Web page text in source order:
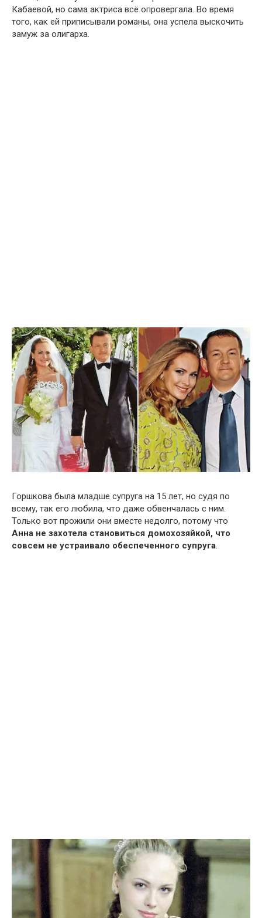
Кабаевой, но сама актриса всё опровергала. Во время
того, как ей приписывали романы, она успела выскочить
замуж за олигарха.
Горшкова была младше супруга на 15 лет, но судя по
всему, так его любила, что даже обвенчалась с ним.
Только вот прожили они вместе недолго, потому что
Анна не захотела становиться домохозяйкой, что
совсем не устраивало обеспеченного супруга.